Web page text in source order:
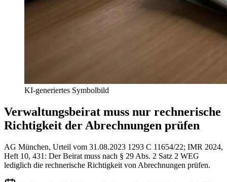
KI-generiertes Symbolbild
Verwaltungsbeirat muss nur rechnerische
Richtigkeit der Abrechnungen prüfen
AG München, Urteil vom 31.08.2023 1293 C 11654/22; IMR 2024,
Heft 10, 431 : Der Beirat muss nach § 29 Abs. 2 Satz 2 WEG
lediglich die rechnerische Richtigkeit von Abrechnungen prüfen.